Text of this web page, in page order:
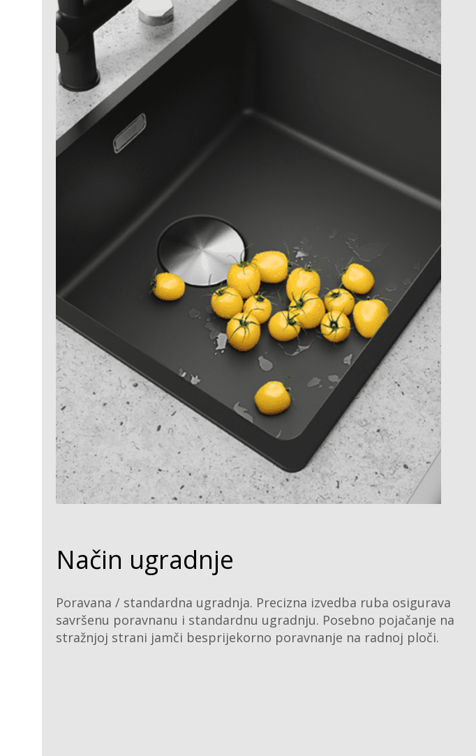
Način ugradnje
Poravana / standardna ugradnja. Precizna izvedba ruba osigurava
savršenu poravnanu i standardnu ugradnju. Posebno pojačanje na
stražnjoj strani jamči besprijekorno poravnanje na radnoj ploči.